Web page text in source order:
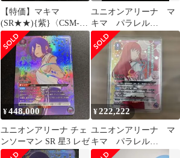
【特価】マキマ
(SR★★){紫}〈CSM-1-
023〉[チェンソーマン
【UA53BT】] ユニアリ
パラレル 星2
ユニオンアリーナ マ
キマ パラレル
SR★★★ チェンソーマ
ン 星3
¥448,000
ユニオンアリーナ チェ
ンソーマン SR 星3 レゼ
¥222,222
ユニオンアリーナ マ
キマ パラレル
SR★★★ チェンソーマ